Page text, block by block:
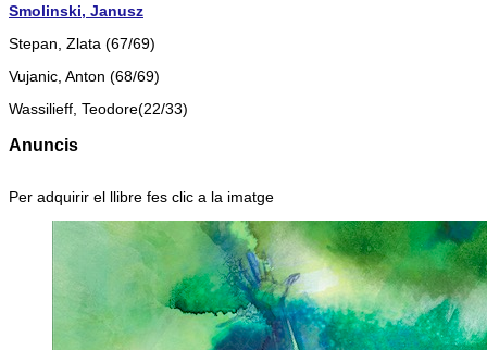
Smolinski, Janusz
Stepan, Zlata (67/69)
Vujanic, Anton (68/69)
Wassilieff, Teodore(22/33)
Anuncis
Per adquirir el llibre fes clic a la imatge